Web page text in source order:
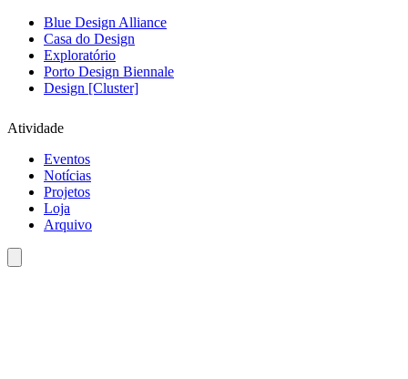
Blue Design Alliance
Casa do Design
Exploratório
Porto Design Biennale
Design [Cluster]
Atividade
Eventos
Notícias
Projetos
Loja
Arquivo